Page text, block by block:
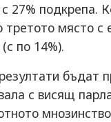
27% подкрепа.
третото място
по 14%).
бъдат
с висящ